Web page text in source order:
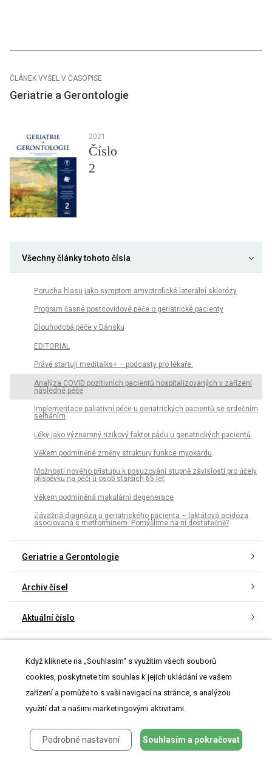
ČLÁNEK VYŠEL V ČASOPISE
Geriatrie a Gerontologie
2021
Číslo
2
Všechny články tohoto čísla
Porucha hlasu jako symptom amyotrofické laterální sklerózy
Program časné postcovidové péče o geriatrické pacienty
Dlouhodobá péče v Dánsku
EDITORIAL
Právě startují meditalks+ – podcasty pro lékaře.
Analýza COVID pozitivních pacientů hospitalizovaných v zařízení
následné péče
Implementace paliativní péče u geriatrických pacientů se srdečním
selháním
Léky jako významný rizikový faktor pádu u geriatrických pacientů
Věkem podmíněné změny struktury funkce myokardu
Možnosti nového přístupu k posuzování stupně závislosti pro účely
příspěvku na péči u osob starších 65 let
Věkem podmíněná makulární degenerace
Závažná diagnóza u geriatrického pacienta – laktátová acidóza
asociovaná s metforminem. Pomýšlíme na ni dostatečně?
Geriatrie a Gerontologie
Archiv čísel
Aktuální číslo
Nejčtenější v tomto čísle
Porucha hlasu jako symptom amyotrofické laterální
Když kliknete na „Souhlasím“ s využitím všech souborů
cookies, poskytnete tím souhlas k jejich ukládání ve vašem
zařízení a pomůže to s vaší navigací na stránce, s analýzou
využití dat a našimi marketingovými aktivitami.
Podrobné nastavení Souhlasím a pokračovat